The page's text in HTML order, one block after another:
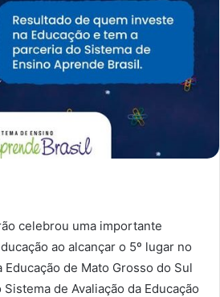
celebrou uma importante
ao alcançar o 5º lugar no
Educação de Mato Grosso do Sul
de Avaliação da Educação